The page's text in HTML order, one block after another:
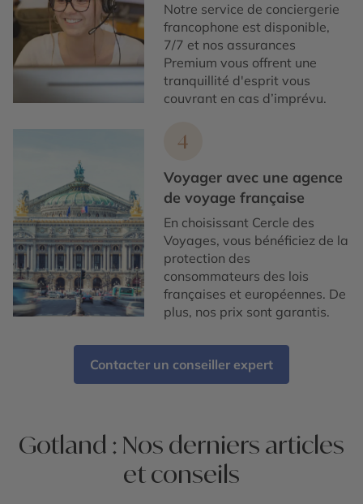
Notre service de conciergerie
francophone est disponible,
7/7 et nos assurances
Premium vous offrent une
tranquillité d'esprit vous
couvrant en cas d’imprévu.
4
Voyager avec une agence
de voyage française
En choisissant Cercle des
Voyages, vous bénéficiez de la
protection des
consommateurs des lois
françaises et européennes. De
plus, nos prix sont garantis.
Contacter un conseiller expert
Gotland : Nos derniers articles
et conseils